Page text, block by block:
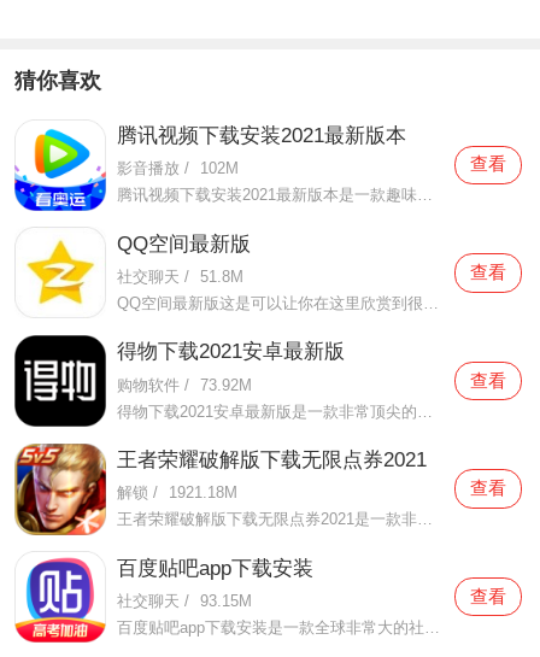
猜你喜欢
腾讯视频下载安装2021最新版本
影音播放 /
102M
腾讯视频下载安装2021最新版本是一款趣味性非常强的手机视频播放软件。在这款腾讯视频下载安装2021最新版本有很多当下热播的影片资源，在这里面可以看到有很多的精彩的影片，你想要观看的电视剧、电影、综艺、动漫等等统统都汇聚在这里面，影片的内容也都是非常丰富的，用户们
查看
QQ空间最新版
社交聊天 / 51.8M
查看
得物下载2021安卓最新版
购物软件 / 73.92M
查看
王者荣耀破解版下载无限点券2021
解锁 /
1921.18M
王者荣耀破解版下载无限点券2021是一款非常火热的手机游戏。在这款王者荣耀破解版下载无限点券2021中有着非常好用的辅助工具，在这里面你可以轻轻松松就获得点券的使用，而且还是可以无限使用的哦，完全没有受限制，只要你下载了这款王者荣耀破解版下载无限点券2021之后就可以
查看
百度贴吧app下载安装
社交聊天 / 93.15M
查看